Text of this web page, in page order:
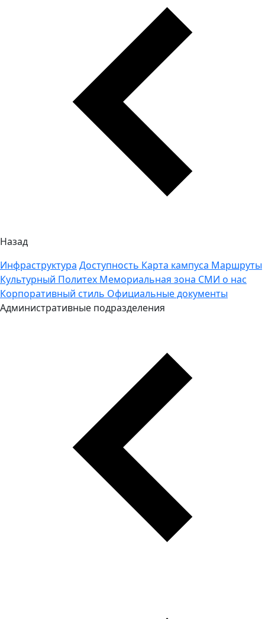
Назад
Инфраструктура Доступность Карта кампуса Маршруты
Культурный Политех Мемориальная зона СМИ о нас
Корпоративный стиль Официальные документы
Административные подразделения